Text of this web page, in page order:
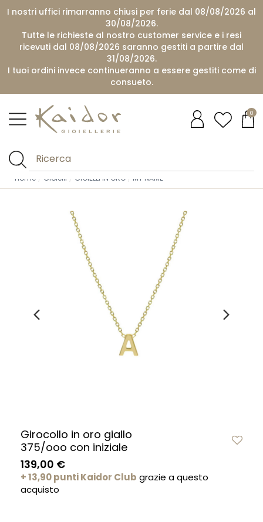
I nostri uffici rimarranno chiusi per ferie dal 08/08/2026 al
30/08/2026.
Tutte le richieste al nostro customer service e i resi
ricevuti dal 08/08/2026 saranno gestiti a partire dal
31/08/2026.
I tuoi ordini invece continueranno a essere gestiti come di
consueto.
0
Home Gioielli GIOIELLI IN ORO MY NAME
Girocollo in oro giallo
375/ooo con iniziale
139,00 €
+ 13,90 punti Kaidor Club grazie a questo
acquisto